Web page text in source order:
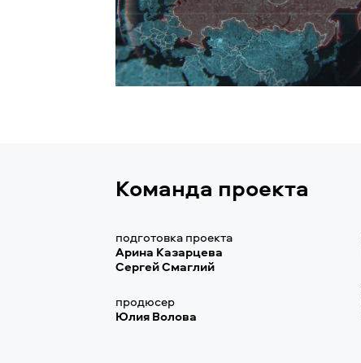
Команда проекта
подготовка проекта
Арина Казарцева
Сергей Смаглий
продюсер
Юлия Волова